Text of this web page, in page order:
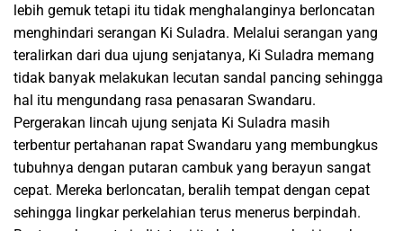
lebih gemuk tetapi itu tidak menghalanginya berloncatan
menghindari serangan Ki Suladra. Melalui serangan yang
teralirkan dari dua ujung senjatanya, Ki Suladra memang
tidak banyak melakukan lecutan sandal pancing sehingga
hal itu mengundang rasa penasaran Swandaru.
Pergerakan lincah ujung senjata Ki Suladra masih
terbentur pertahanan rapat Swandaru yang membungkus
tubuhnya dengan putaran cambuk yang berayun sangat
cepat. Mereka berloncatan, beralih tempat dengan cepat
sehingga lingkar perkelahian terus menerus berpindah.